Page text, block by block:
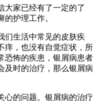
大家已经有了一定的了
护理工作。
们生活中常见的皮肤疾
痒，也没有自觉症状，所
恐怖的疾患，银屑病患者
及时的治疗，那么银屑病
心的问题。银屑病的治疗